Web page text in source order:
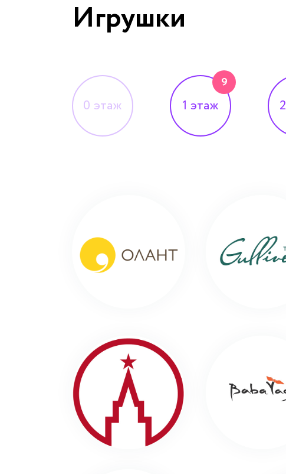
Игрушки
0 этаж 1 этаж
9
2